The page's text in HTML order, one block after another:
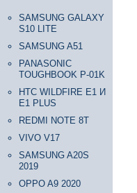
SAMSUNG GALAXY
S10 LITE
SAMSUNG A51
PANASONIC
TOUGHBOOK P-01K
HTC WILDFIRE E1 И
E1 PLUS
REDMI NOTE 8T
VIVO V17
SAMSUNG A20S
2019
OPPO A9 2020